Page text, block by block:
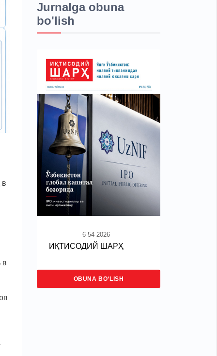
в
в
Jurnalga obuna
bo'lish
6-54-2026
ИҚТИСОДИЙ ШАРҲ
OBUNA BO‘LISH